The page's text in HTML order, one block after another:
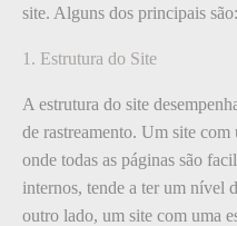
site. Alguns dos principais são:
1. Estrutura do Site
A estrutura do site
de rastreamento. Um site com
onde todas as páginas são
internos, tende a ter um nível
outro lado, um site com uma